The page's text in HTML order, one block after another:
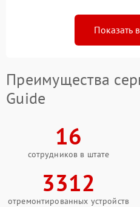
Показать
Преимущества
Guide
16
сотрудников в штате
3312
отремонтированных устройств